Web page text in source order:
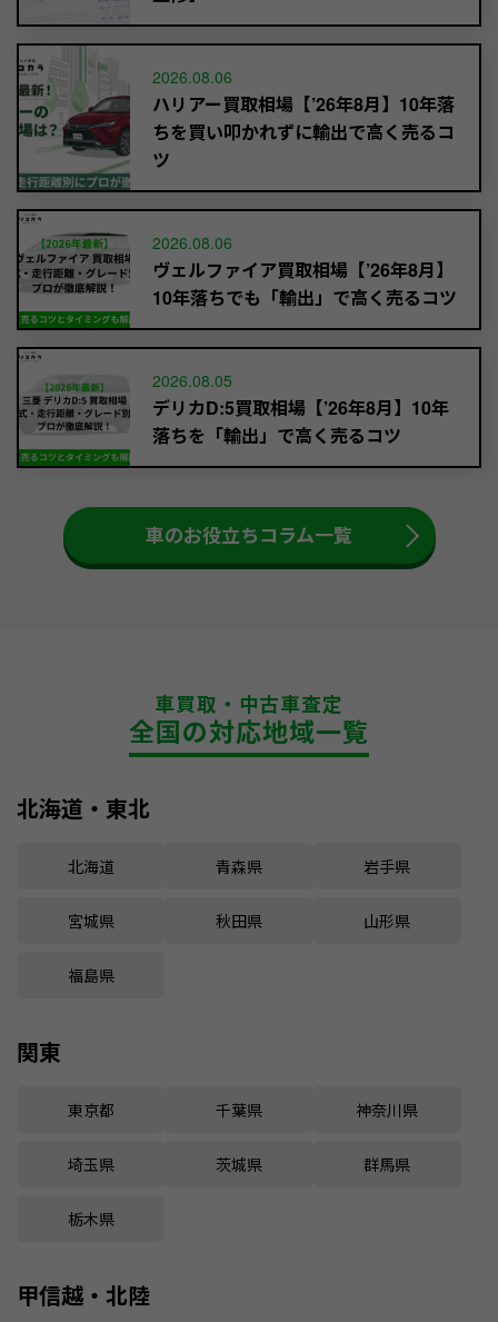
2026.08.06
ハリアー買取相場【’26年8月】10年落
ちを買い叩かれずに輸出で高く売るコ
ツ
2026.08.06
ヴェルファイア買取相場【’26年8月】
10年落ちでも「輸出」で高く売るコツ
2026.08.05
デリカD:5買取相場【’26年8月】10年
落ちを「輸出」で高く売るコツ
車のお役立ちコラム一覧
車買取・中古車査定
全国の対応地域一覧
北海道・東北
北海道 青森県 岩手県
宮城県 秋田県 山形県
福島県
関東
東京都 千葉県 神奈川県
埼玉県 茨城県 群馬県
栃木県
甲信越・北陸